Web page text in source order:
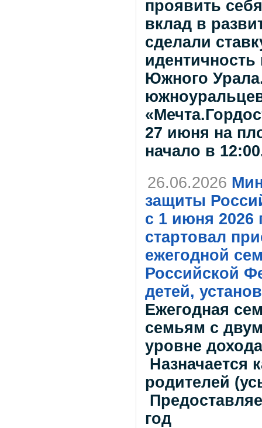
проявить
вклад в
сделали
Южного
27 июня на
начало в
26.06.2026
защиты
с 1 июня
стартовал
ежегодной
Российской
детей, установ
Ежегодная
семьям с
уровне дохода
Назначается
родителей
год